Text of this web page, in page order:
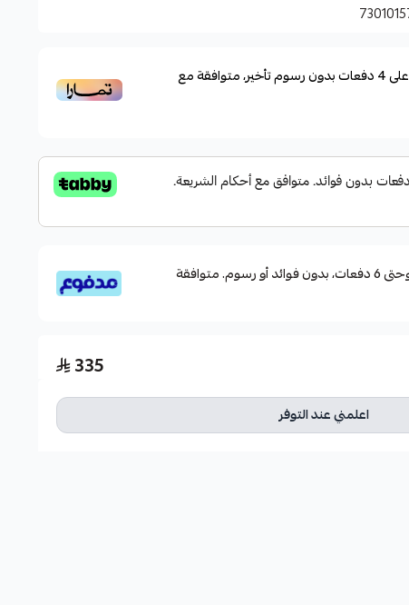
على4دفعات بدون رسوم تأخير، متوافقة مع
قسم دفعاتك بطريقة ميسرة إلى 4 وحتى 6 دفعات، بدون فوائد أو رسوم. متوافقة
335
اعلمني عند التوفر